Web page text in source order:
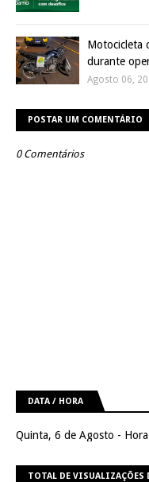
Motocicleta
durante
Agosto 06,
POSTAR UM COMENTÁRIO
0 Comentários
DATA / HORA
Quinta, 6 de Agosto -
TOTAL DE VISUALIZAÇÕES